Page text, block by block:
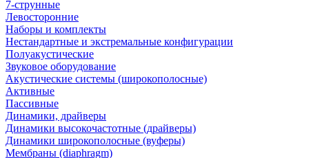
7-струнные
Левосторонние
Наборы и комплекты
Нестандартные и экстремальные конфигурации
Полуакустические
Звуковое оборудование
Акустические системы (широкополосные)
Активные
Пассивные
Динамики, драйверы
Динамики высокочастотные (драйверы)
Динамики широкополосные (вуферы)
Мембраны (diaphragm)